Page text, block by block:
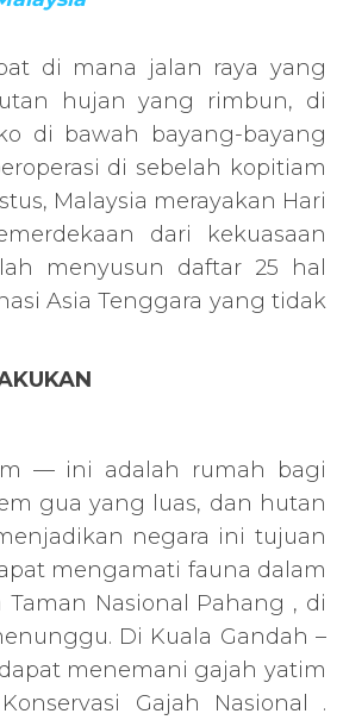
di mana jalan raya yang
hujan yang rimbun, di
di bawah bayang-bayang
di sebelah kopitiam
Malaysia merayakan Hari
dari kekuasaan
menyusun daftar 25 hal
Asia Tenggara yang tidak
— ini adalah rumah bagi
gua yang luas, dan hutan
negara ini tujuan
mengamati fauna dalam
Nasional Pahang , di
Di Kuala Gandah –
menemani gajah yatim
Gajah Nasional .